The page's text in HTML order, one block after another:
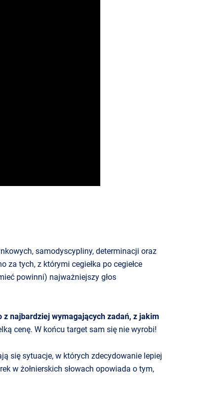
samodyscypliny, determinacji oraz
tych, z którymi cegiełka po cegiełce
powinni) najważniejszy głos
najbardziej wymagających zadań, z jakim
cenę. W końcu target sam się nie wyrobi!
się sytuacje, w których zdecydowanie lepiej
w żołnierskich słowach opowiada o tym,